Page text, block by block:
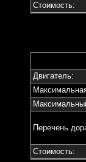
Стоимость:
Двигатель:
Перечень
Стоимость: